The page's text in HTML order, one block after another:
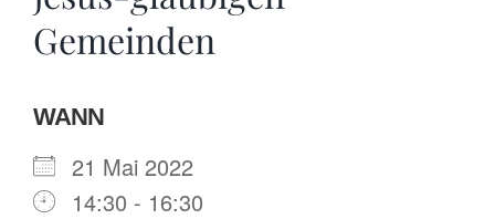
Gemeinden
WANN
21 Mai 2022
14:30 - 16:30